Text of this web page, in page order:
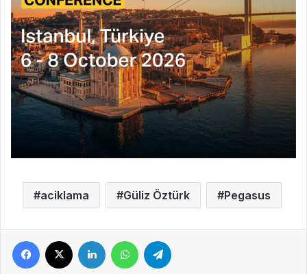
aciklama Güliz Öztürk Pegasus
Facebook LinkedIn WhatsApp